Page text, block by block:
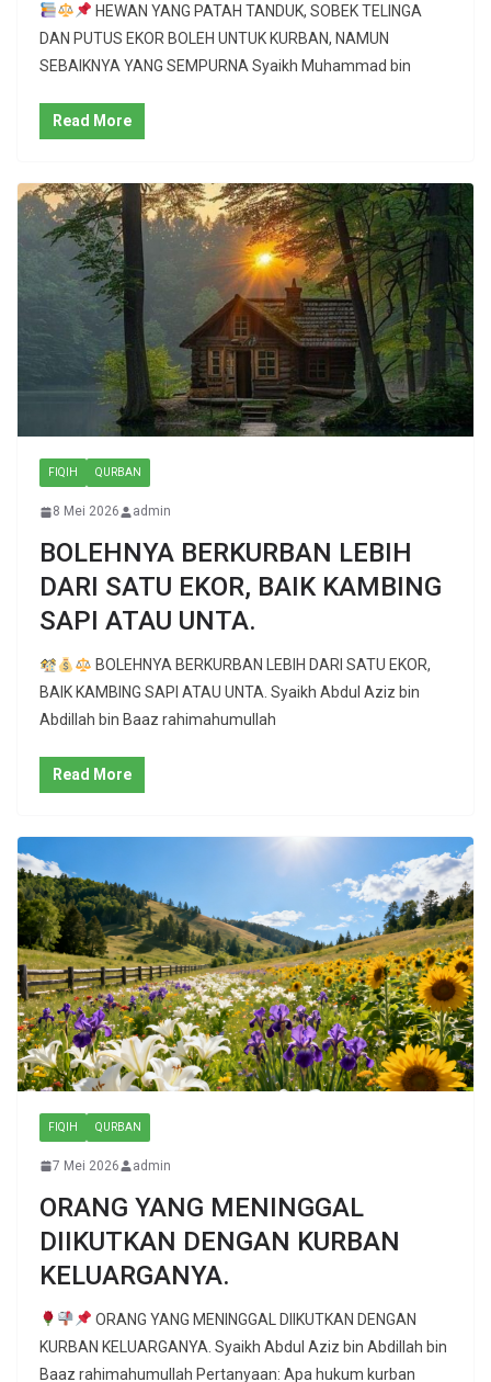
HEWAN YANG PATAH TANDUK, SOBEK TELINGA
DAN PUTUS EKOR BOLEH UNTUK KURBAN, NAMUN
SEBAIKNYA YANG SEMPURNA Syaikh Muhammad bin
Read More
FIQIH QURBAN
8 Mei 2026 admin
BOLEHNYA BERKURBAN LEBIH
DARI SATU EKOR, BAIK KAMBING
SAPI ATAU UNTA.
BOLEHNYA BERKURBAN LEBIH DARI SATU EKOR,
BAIK KAMBING SAPI ATAU UNTA. Syaikh Abdul Aziz bin
Abdillah bin Baaz rahimahumullah
Read More
FIQIH QURBAN
7 Mei 2026 admin
ORANG YANG MENINGGAL
DIIKUTKAN DENGAN KURBAN
KELUARGANYA.
ORANG YANG MENINGGAL DIIKUTKAN DENGAN
KURBAN KELUARGANYA. Syaikh Abdul Aziz bin Abdillah bin
Baaz rahimahumullah Pertanyaan: Apa hukum kurban